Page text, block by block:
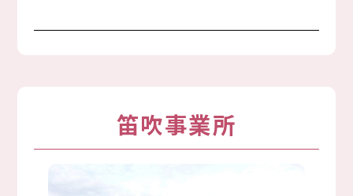
笛吹事業所